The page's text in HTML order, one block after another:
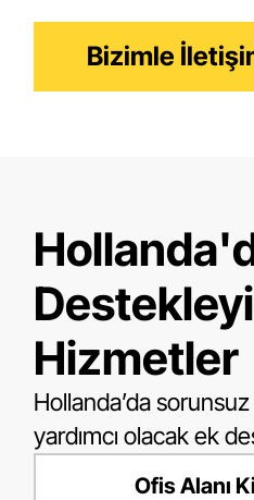
Bizimle
Hizmetler
Hollanda’da sorunsuz
yardımcı olacak ek
Ofis Alanı